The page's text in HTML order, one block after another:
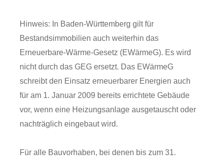
Hinweis: In Baden-Württemberg gilt für
Bestandsimmobilien auch weiterhin das
Erneuerbare-Wärme-Gesetz (EWärmeG). Es wird
nicht durch das GEG ersetzt. Das EWärmeG
schreibt den Einsatz erneuerbarer Energien auch
für am 1. Januar 2009 bereits errichtete Gebäude
vor, wenn eine Heizungsanlage ausgetauscht oder
nachträglich eingebaut wird.
Für alle Bauvorhaben, bei denen bis zum 31.